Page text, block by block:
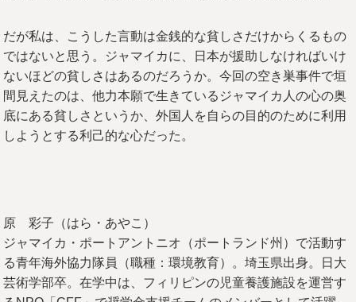
だが私は、こうした言動は金銭的な貧しさだけからくるもの
ではないと思う。ジャマイカに、日本が援助しなければいけ
ないほどの貧しさはあるのだろうか。今回の空き巣事件で垣
間見えたのは、他力本願で生きているジャマイカ人の心の奥
底にある貧しさというか、外国人を自らの目的のために利用
しようとする利己的な心だった。
原 彩子（はら・あやこ）
ジャマイカ・ポートアントニオ（ポートランド州）で活動す
る青年海外協力隊員（職種：環境教育）。埼玉県出身。日大
芸術学部卒。在学中は、フィリピンの児童養護施設を運営す